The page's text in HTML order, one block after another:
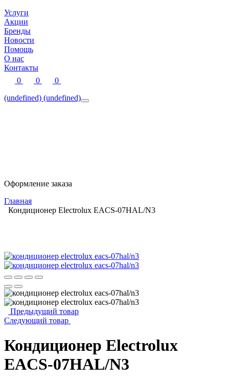
Услуги
Акции
Бренды
Новости
Помощь
О нас
Контакты
0
0
0
(undefined) (undefined)
Оформление заказа
Главная
Кондиционер Electrolux EACS-07HAL/N3
Предыдущий товар
Следующий товар
Кондиционер Electrolux
EACS-07HAL/N3